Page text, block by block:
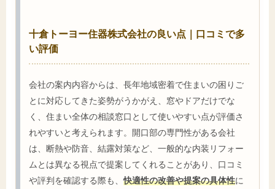
十倉トーヨー住器株式会社の良い点｜口コミで多
い評価
会社の案内内容からは、長年地域密着で住まいの困りご
とに対応してきた姿勢がうかがえ、窓やドアだけでな
く、住まい全体の相談窓口として使いやすい点が評価さ
れやすいと考えられます。開口部の専門性がある会社
は、断熱や防音、結露対策など、一般的な内装リフォー
ムとは異なる視点で提案してくれることがあり、口コミ
や評判を確認する際も、快適性の改善や提案の具体性に